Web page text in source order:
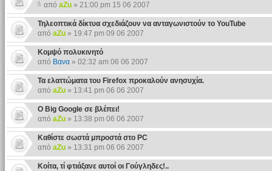
από aZu» 21:00 pm 15 06 2007
Τηλεοπτικά δίκτυα σχεδιάζουν να ανταγωνιστούν το YouTube
από aZu» 19:47 pm 09 06 2007
Κομψό πολυκινητό
από Βανα» 02:32 am 06 06 2007
Τα ελαττώματα του Firefox προκαλούν ανησυχία.
από aZu» 13:41 pm 06 06 2007
Ο Big Google σε βλέπει!
από aZu» 13:38 pm 06 06 2007
Καθίστε σωστά μπροστά στο PC
από aZu» 13:31 pm 06 06 2007
Κοίτα, τί φτιάξανε αυτοί οι Γούγληδες!..